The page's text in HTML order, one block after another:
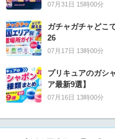
07月31日 15時00分
ガチャガチャどこ
26
07月17日 13時00分
プリキュアのガシ
ア最新9選】
07月16日 13時00分